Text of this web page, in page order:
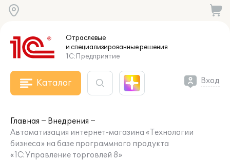
Отраслевые
и специализированныерешения
1С:Предприятие
Каталог Вход
Главная
Внедрения
Автоматизация интернет-магазина «Технологии
бизнеса» на базе программного продукта
«1С:Управление торговлей 8»